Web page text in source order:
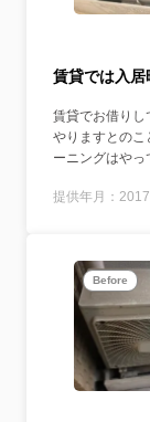
賃貸では入居
賃貸でお借りし
やりますとのこ
ーニングはやっ
提供年月：
Before